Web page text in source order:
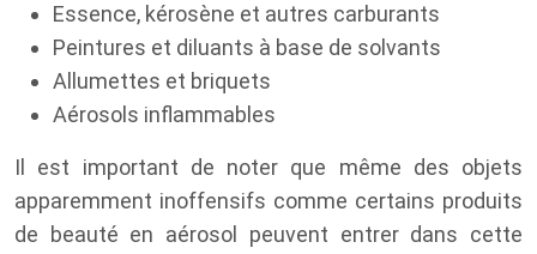
Essence, kérosène et autres carburants
Peintures et diluants à base de solvants
Allumettes et briquets
Aérosols inflammables
Il est important de noter que même des objets
apparemment inoffensifs comme certains produits
de beauté en aérosol peuvent entrer dans cette